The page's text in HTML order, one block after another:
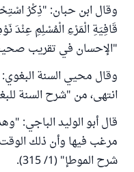
وقال ابن حبان: "ذِكْرُ
قَافِيَةِ الْمَرْءِ الْمُسْلِمِ عِنْدَ
"الإحسان في تقريب صحيح
وقال محيي السنة
انتهى، من "شرح السنة
قال أبو الوليد الباجي:
مرغب فيها وأن ذلك
شرح الموطإ" (1/ 315).